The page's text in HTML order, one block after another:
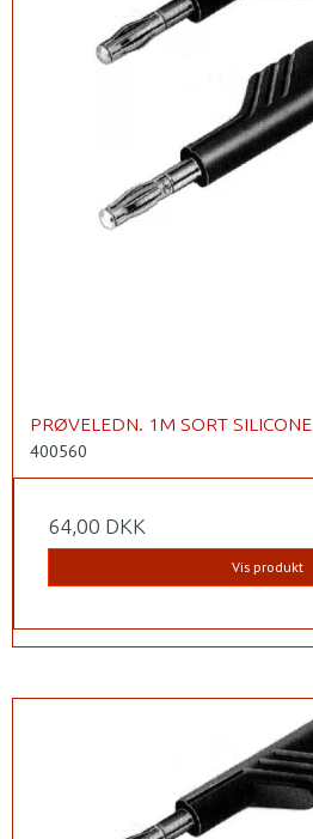
PRØVELEDN. 1M SORT SILICONE
400560
64,00 DKK
Vis produkt